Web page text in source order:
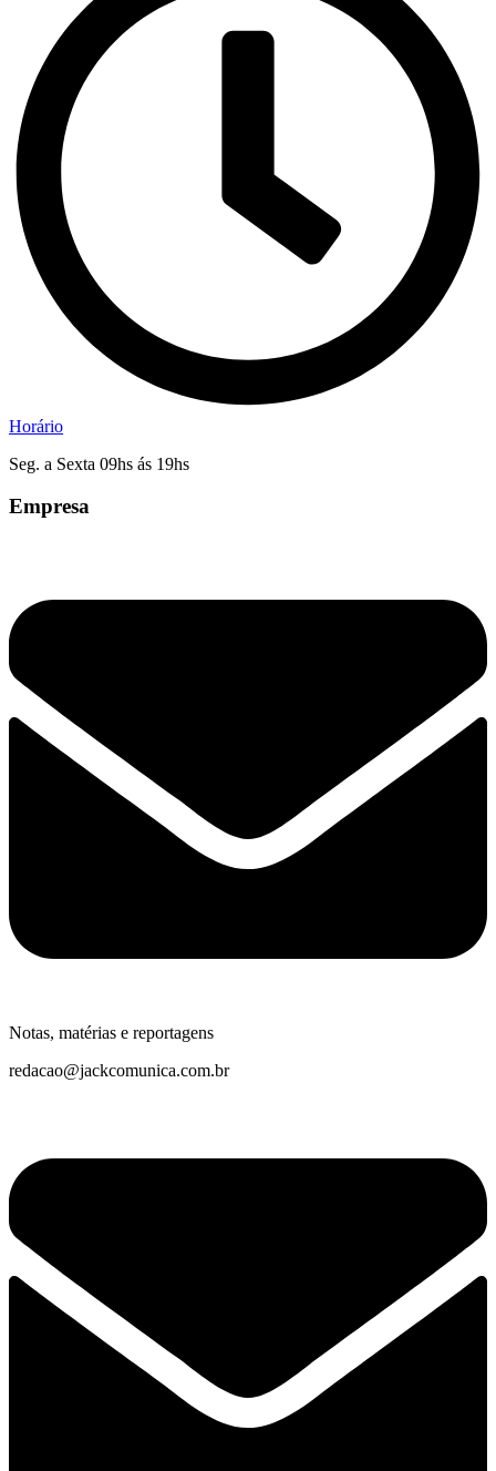
Horário
Seg. a Sexta 09hs ás 19hs
Empresa
Notas, matérias e reportagens
redacao@jackcomunica.com.br